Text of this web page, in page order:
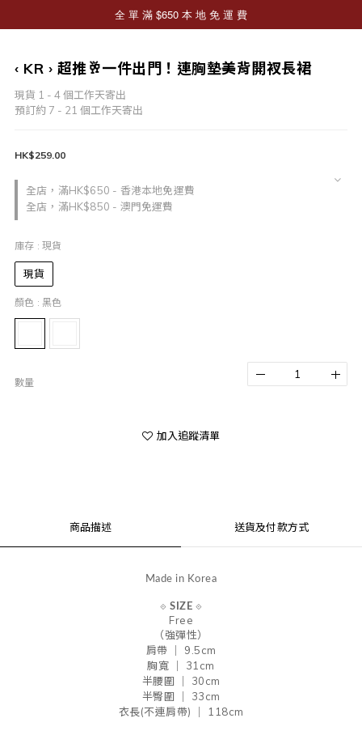
‹ KR › 超推🥂一件出門！連胸墊美背開衩長裙
現貨 1 - 4 個工作天寄出
預訂約 7 - 21 個工作天寄出
全店，滿HK$650 - 香港本地免運費
全店，滿HK$850 - 澳門免運費
HK$259.00
庫存 : 現貨
現貨
顏色 : 黑色
數量
加入追蹤清單
商品描述 送貨及付款方式
Made in Korea
⟐ SIZE ⟐
Free
（強彈性）
肩帶 ｜ 9.5cm
胸寬 ｜ 31 cm
半腰圍 ｜ 30cm
半臀圍 ｜ 33cm
衣長(不連肩帶) ｜ 118cm